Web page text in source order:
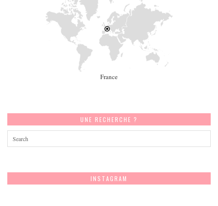
France
UNE RECHERCHE ?
INSTAGRAM